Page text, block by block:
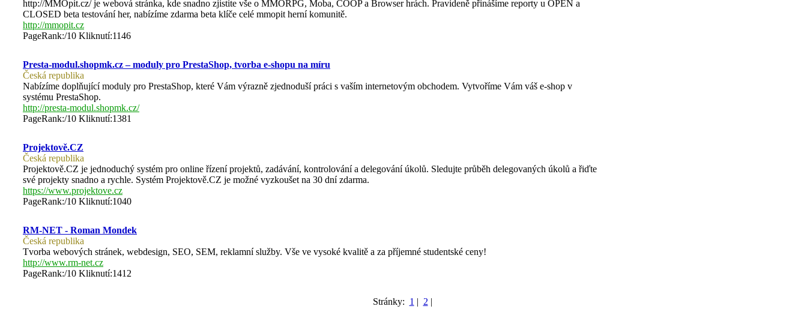
http://MMOpit.cz/ je webová stránka, kde snadno zjistite vše o MMORPG, Moba, COOP a Browser hrách. Pravideně přinášíme reporty u OPEN a
CLOSED beta testování her, nabízíme zdarma beta klíče celé mmopit herní komunitě.
http://mmopit.cz
PageRank:/10 Kliknutí:1146
Presta-modul.shopmk.cz – moduly pro PrestaShop, tvorba e-shopu na míru
Česká republika
Nabízíme doplňující moduly pro PrestaShop, které Vám výrazně zjednoduší práci s vaším internetovým obchodem. Vytvoříme Vám váš e-shop v
systému PrestaShop.
http://presta-modul.shopmk.cz/
PageRank:/10 Kliknutí:1381
Projektově.CZ
Česká republika
Projektově.CZ je jednoduchý systém pro online řízení projektů, zadávání, kontrolování a delegování úkolů. Sledujte průběh delegovaných úkolů a řiďte
své projekty snadno a rychle. Systém Projektově.CZ je možné vyzkoušet na 30 dní zdarma.
https://www.projektove.cz
PageRank:/10 Kliknutí:1040
RM-NET - Roman Mondek
Česká republika
Tvorba webových stránek, webdesign, SEO, SEM, reklamní služby. Vše ve vysoké kvalitě a za příjemné studentské ceny!
http://www.rm-net.cz
PageRank:/10 Kliknutí:1412
Stránky: 1 | 2 |